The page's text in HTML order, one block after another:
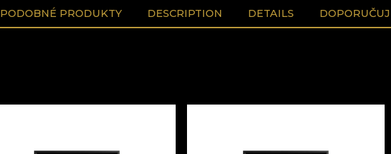
PODOBNÉ PRODUKTY DESCRIPTION DETAILS